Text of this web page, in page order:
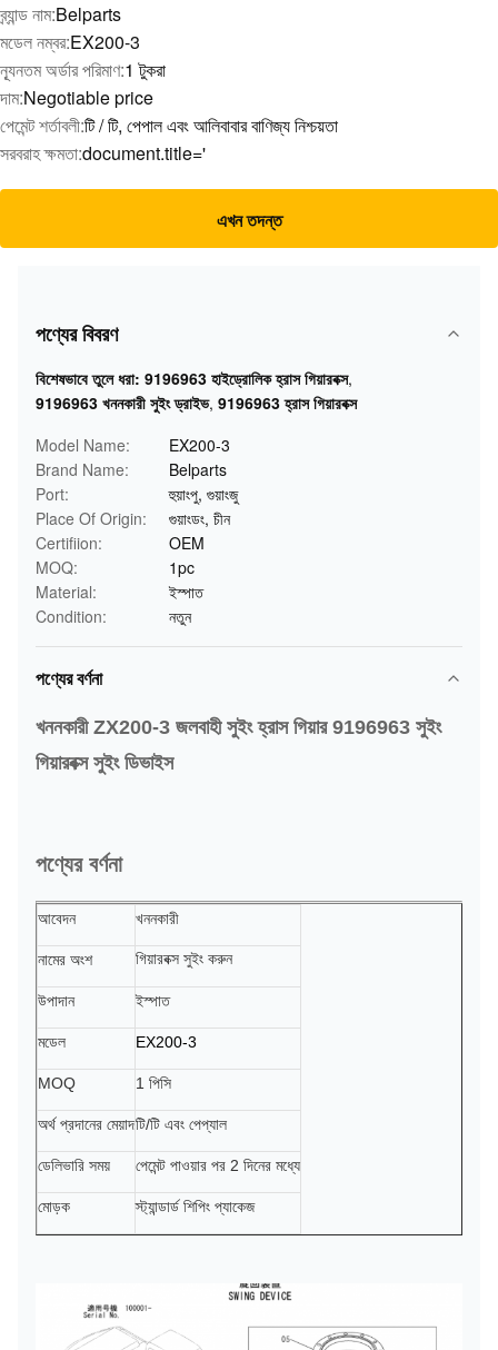
ব্র্যান্ড নাম:Belparts
মডেল নম্বর:EX200-3
ন্যূনতম অর্ডার পরিমাণ:1 টুকরা
দাম:Negotiable price
পেমেন্ট শর্তাবলী:টি / টি, পেপাল এবং আলিবাবার বাণিজ্য নিশ্চয়তা
সরবরাহ ক্ষমতা:document.title='
এখন তদন্ত
পণ্যের বিবরণ
বিশেষভাবে তুলে ধরা: 9196963 হাইড্রোলিক হ্রাস গিয়ারবক্স,
9196963 খননকারী সুইং ড্রাইভ, 9196963 হ্রাস গিয়ারবক্স
Model Name:
EX200-3
Brand Name:
Belparts
Port:
হুয়াংপু, গুয়াংজু
Place Of Origin:
গুয়াংডং, চীন
Certifiion:
OEM
MOQ:
1pc
Material:
ইস্পাত
Condition:
নতুন
পণ্যের বর্ণনা
খননকারী ZX200-3 জলবাহী সুইং হ্রাস গিয়ার 9196963 সুইং
গিয়ারবক্স সুইং ডিভাইস
পণ্যের বর্ণনা
আবেদন খননকারী
নামের অংশ গিয়ারবক্স সুইং করুন
উপাদান ইস্পাত
মডেল EX200-3
MOQ 1 পিসি
অর্থ প্রদানের মেয়াদটি/টি এবং পেপ্যাল
ডেলিভারি সময় পেমেন্ট পাওয়ার পর 2 দিনের মধ্যে
মোড়ক স্ট্যান্ডার্ড শিপিং প্যাকেজ